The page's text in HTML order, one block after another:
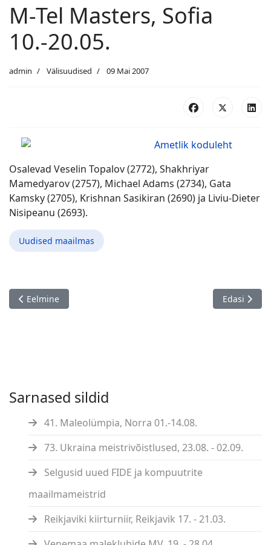
M-Tel Masters, Sofia
10.-20.05.
admin Välisuudised 09 Mai 2007
Ametlik koduleht
Osalevad Veselin Topalov (2772), Shakhriyar
Mamedyarov (2757), Michael Adams (2734), Gata
Kamsky (2705), Krishnan Sasikiran (2690) ja Liviu-Dieter
Nisipeanu (2693).
Uudised maailmas
Eelmine artikkel: Ameerika Ühendriikide meistrivõistlused,
Eelmine Järgmine
Edasi
Sarnased sildid
41. Maleolümpia, Norra 01.-14.08.
73. Ukraina meistrivõistlused, 23.08. - 02.09.
Selgusid uued FIDE ja kompuutrite
maailmameistrid
Reikjaviki kiirturniir, Reikjavik 17. - 21.03.